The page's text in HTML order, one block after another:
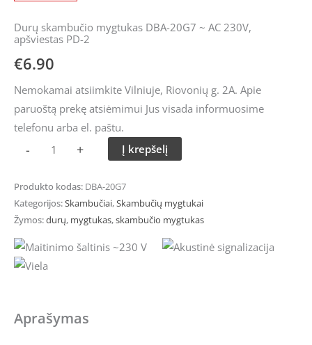
Durų skambučio mygtukas DBA-20G7 ~ AC 230V,
apšviestas PD-2
€6.90
Nemokamai atsiimkite Vilniuje, Riovonių g. 2A. Apie
paruoštą prekę atsiėmimui Jus visada informuosime
telefonu arba el. paštu.
- + Į krepšelį
Produkto kodas: DBA-20G7
Kategorijos:Skambučiai,Skambučių mygtukai
Žymos:durų, mygtukas,skambučio mygtukas
Aprašymas